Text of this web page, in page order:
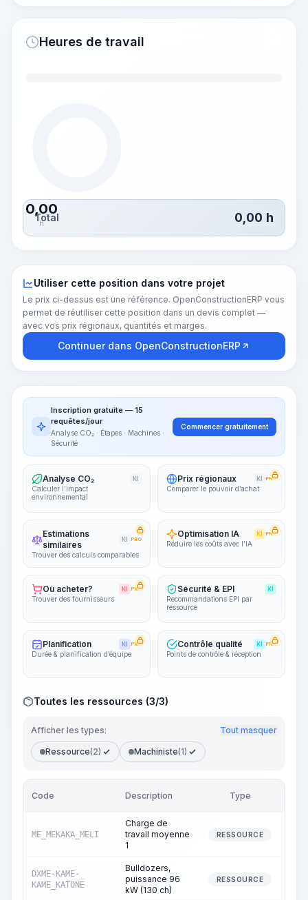
Heures de travail
0,00
h
Total 0,00 h
Utiliser cette position dans votre projet
Le prix ci-dessus est une référence. OpenConstructionERP vous
permet de réutiliser cette position dans un devis complet —
avec vos prix régionaux, quantités et marges.
Continuer dans OpenConstructionERP
Inscription gratuite — 15
requêtes/jour
Analyse CO₂ · Étapes · Machines ·
Sécurité
Commencer gratuitement
Analyse CO₂ KI
Calculer l’impact
environnemental
Prix régionaux KI PRO
Comparer le pouvoir d’achat
Estimations
similaires
KI PRO
Trouver des calculs comparables
Optimisation IA KI PRO
Réduire les coûts avec l’IA
Où acheter? KI PRO
Trouver des fournisseurs
Sécurité & EPI KI
Recommandations EPI par
ressource
Planification KI PRO
Durée & planification d’équipe
Contrôle qualité KI PRO
Points de contrôle & réception
Toutes les ressources (3/3)
Afficher les types: Tout masquer
Ressource(2) Machiniste(1)
Code Description Type
ME_MEKAKA_MELI
Charge de
travail moyenne
1
RESSOURCE
DXME-KAME-
KAME_KATONE
Bulldozers,
puissance 96
kW (130 ch)
RESSOURCE